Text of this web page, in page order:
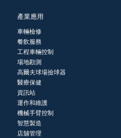
產業應用
車輛檢修
餐飲服務
工程車輛控制
場地勘測
高爾夫球場撿球器
醫療保健
資訊站
運作和維護
機械手臂控制
智慧製造
店舖管理